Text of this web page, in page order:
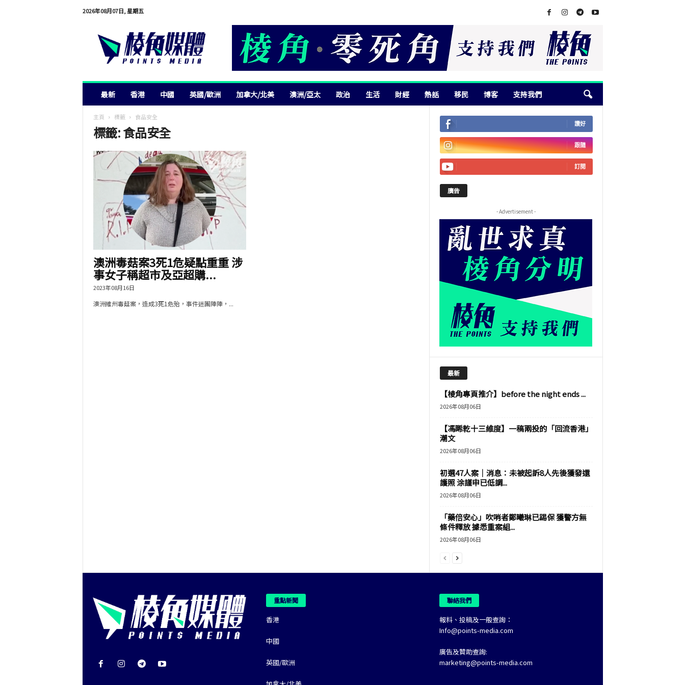
2026年08月07日, 星期五
最新 香港 中國 英國/歐洲 加拿大/北美 澳洲/亞太 政治 生活 財經 熱話 移民 博客 支持我們
主頁 標籤 食品安全
標籤: 食品安全
澳洲毒菇案3死1危疑點重重 涉
事女子稱超市及亞超購...
2023年08月16日
澳洲維州毒菇案，造成3死1危殆，事件迷團陣陣，...
讚好
跟隨
訂閱
廣告
- Advertisement -
最新
【棱角專頁推介】before the night ends ...
2026年08月06日
【馮睎乾十三維度】一稿兩投的「回流香港」
潮文
2026年08月06日
初選47人案｜消息：未被起訴8人先後獲發還
護照 涂謹申已低調...
2026年08月06日
「藥倍安心」吹哨者鄭曦琳已踢保 獲警方無
條件釋放 據悉重案組...
2026年08月06日
重點新聞
香港
中國
英國/歐洲
聯絡我們
報料、投稿及一般查詢：
Info@points-media.com
廣告及贊助查詢:
marketing@points-media.com